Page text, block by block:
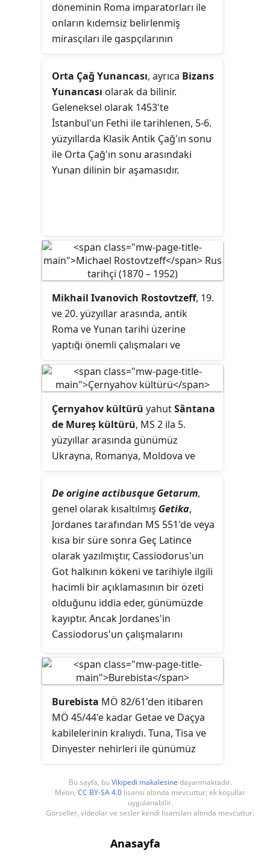
döneminin Roma imparatorları ile
onların kıdemsiz belirlenmiş
mirasçıları ile gaspçılarının
Roma koleksiyonudur. Diocletianus
ve I. Konstantin hükümdarlığı
döneminde yazılan ve Roma'daki bu
imparatorlara veya diğer önemli
şahsiyetlere hitap eden altı farklı
yazarın eserlerinin bir derlemesi
olan Sözde Suetonius'un benzer
De Vita Caesarum
içerirken, bazıları sadece bu
imparatorların benzer veya çağdaş
olduğu için birlikte gruplandırılmış
Orta Çağ Yunancası, ayrıca Bizans
Yunancası olarak da bilinir.
Geleneksel olarak 1453'te
İstanbul'un Fethi ile tarihlenen, 5-6.
yüzyıllarda Klasik Antik Çağ'ın sonu
ile Orta Çağ'ın sonu arasındaki
Yunan dilinin bir aşamasıdır.
Mikhail Ivanovich Rostovtzeff, 19.
ve 20. yüzyıllar arasında, antik
Roma ve Yunan tarihi üzerine
yaptığı önemli çalışmaları ve
tarih bilimciydi. Rus Bilimler
Akademisinin bir üyesiydi.
Çernyahov kültürü yahutSântana
de Mureș kültürü, MS 2 ila 5.
yüzyıllar arasında günümüz
Ukrayna, Romanya, Moldova ve
Karadeniz'in batı ve kuzeyinde
bulunan bu Doğu Avrupa
ülkelerinin topraklarına tekabül
eden yerlerde tespit edilmiş bir
arkeolojik kültürdür. Kalıntıların
Sarmatlar, Slavlar, Gotlar ve
Daçyalılar gibi halkların kültürel
karışımı sonucu ortaya çıktığı
tahmin edilmektedir.
De origine actibusque Getarum,
genel olarak kısaltılmış Getika,
Jordanes tarafından MS 551'de veya
kısa bir süre sonra Geç Latince
olarak yazılmıştır, Cassiodorus'un
Got halkının kökeni ve tarihiyle ilgili
hacimli bir açıklamasının bir özeti
olduğunu iddia eder, günümüzde
kayıptır. Ancak Jordanes'in
Cassiodorus'un çalışmalarını
bilinmiyor. Gerçek tarihe veya
köken mitolojisine ne kadar yakın
olduğu tartışmalı olsa da, Gotların
kökeni ve tarihine tam bir hikâye
veren tek eşzamanlı kaynak olarak
önemlidir.
Burebista MÖ 82/61'den itibaren
MÖ 45/44'e kadar Getae ve Daçya
kabilelerinin kralıydı. Tuna, Tisa ve
Dinyester nehirleri ile günümüz
bölgeyi kapsayan Daçya krallığının
kabilelerini başarıyla birleştiren ilk
kraldı. Milattan önce 7. ve 6.
dahil olmak üzere Trakya halklarını
Bu sayfa, buVikipedi makalesine dayanmaktadır.
Metin, CC BY-SA 4.0 lisansı altında mevcuttur; ek koşullar
uygulanabilir.
Görseller, videolar ve sesler kendi lisansları altında mevcuttur.
Anasayfa